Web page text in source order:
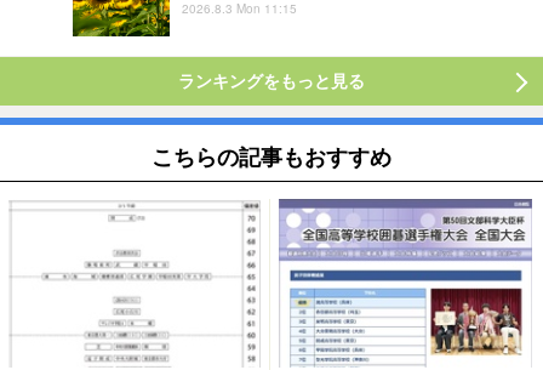
2026.8.3 Mon 11:15
ランキングをもっと見る
こちらの記事もおすすめ